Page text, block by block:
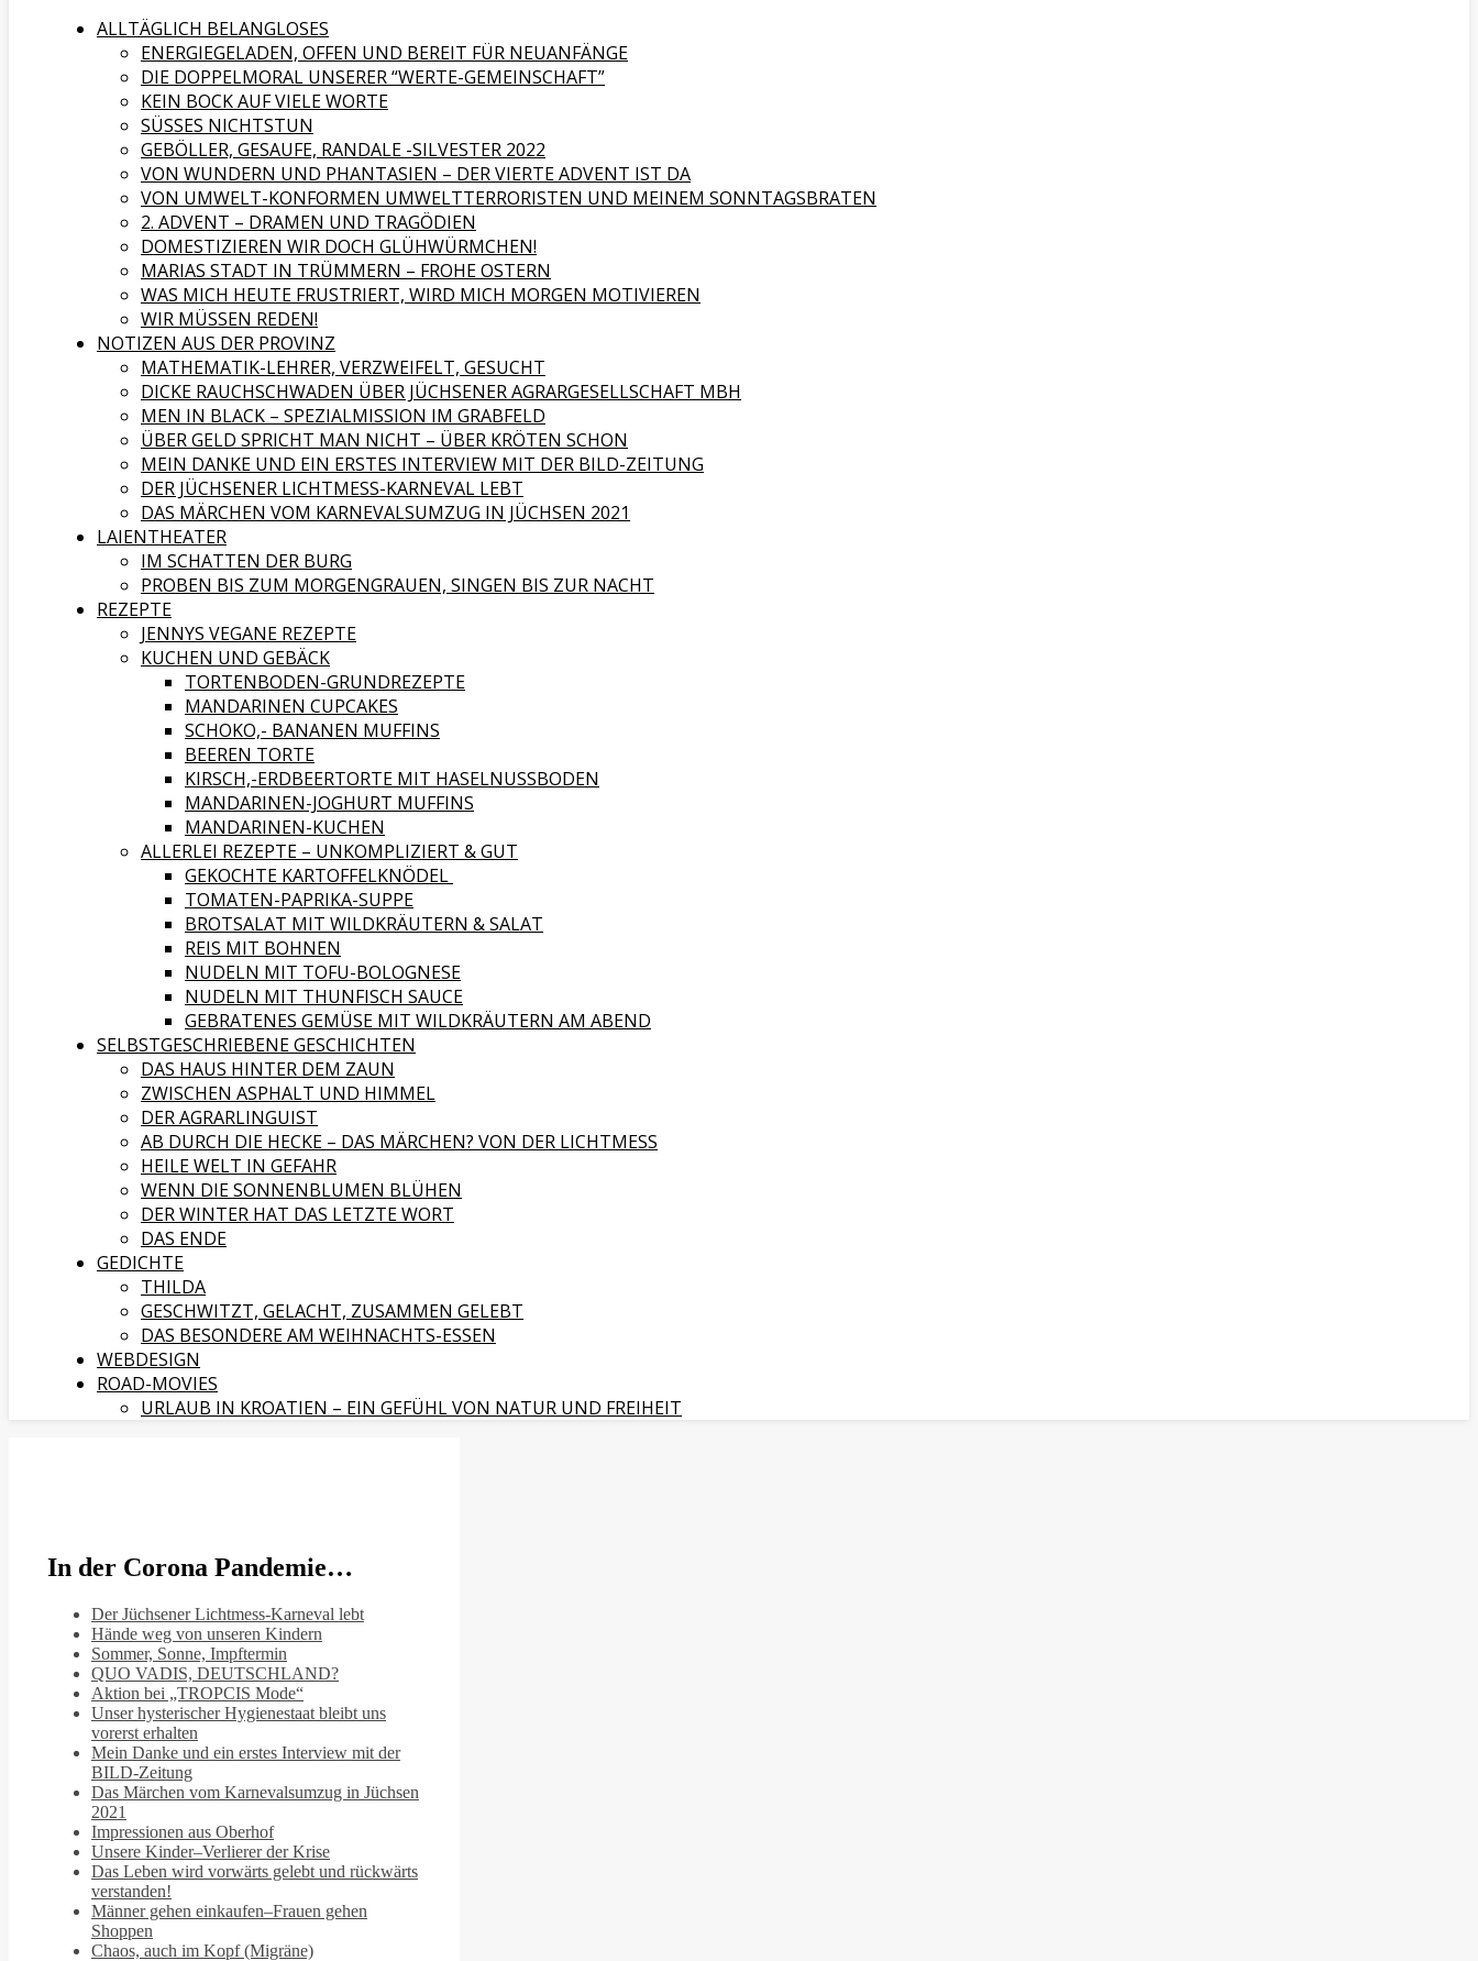
ALLTÄGLICH BELANGLOSES
ENERGIEGELADEN, OFFEN UND BEREIT FÜR NEUANFÄNGE
DIE DOPPELMORAL UNSERER “WERTE-GEMEINSCHAFT”
KEIN BOCK AUF VIELE WORTE
SÜSSES NICHTSTUN
GEBÖLLER, GESAUFE, RANDALE -SILVESTER 2022
VON WUNDERN UND PHANTASIEN – DER VIERTE ADVENT IST DA
VON UMWELT-KONFORMEN UMWELTTERRORISTEN UND MEINEM SONNTAGSBRATEN
2. ADVENT – DRAMEN UND TRAGÖDIEN
DOMESTIZIEREN WIR DOCH GLÜHWÜRMCHEN!
MARIAS STADT IN TRÜMMERN – FROHE OSTERN
WAS MICH HEUTE FRUSTRIERT, WIRD MICH MORGEN MOTIVIEREN
WIR MÜSSEN REDEN!
NOTIZEN AUS DER PROVINZ
MATHEMATIK-LEHRER, VERZWEIFELT, GESUCHT
DICKE RAUCHSCHWADEN ÜBER JÜCHSENER AGRARGESELLSCHAFT MBH
MEN IN BLACK – SPEZIALMISSION IM GRABFELD
ÜBER GELD SPRICHT MAN NICHT – ÜBER KRÖTEN SCHON
MEIN DANKE UND EIN ERSTES INTERVIEW MIT DER BILD-ZEITUNG
DER JÜCHSENER LICHTMESS-KARNEVAL LEBT
DAS MÄRCHEN VOM KARNEVALSUMZUG IN JÜCHSEN 2021
LAIENTHEATER
IM SCHATTEN DER BURG
PROBEN BIS ZUM MORGENGRAUEN, SINGEN BIS ZUR NACHT
REZEPTE
JENNYS VEGANE REZEPTE
KUCHEN UND GEBÄCK
TORTENBODEN-GRUNDREZEPTE
MANDARINEN CUPCAKES
SCHOKO,- BANANEN MUFFINS
BEEREN TORTE
KIRSCH,-ERDBEERTORTE MIT HASELNUSSBODEN
MANDARINEN-JOGHURT MUFFINS
MANDARINEN-KUCHEN
ALLERLEI REZEPTE – UNKOMPLIZIERT & GUT
GEKOCHTE KARTOFFELKNÖDEL
TOMATEN-PAPRIKA-SUPPE
BROTSALAT MIT WILDKRÄUTERN & SALAT
REIS MIT BOHNEN
NUDELN MIT TOFU-BOLOGNESE
NUDELN MIT THUNFISCH SAUCE
GEBRATENES GEMÜSE MIT WILDKRÄUTERN AM ABEND
SELBSTGESCHRIEBENE GESCHICHTEN
DAS HAUS HINTER DEM ZAUN
ZWISCHEN ASPHALT UND HIMMEL
DER AGRARLINGUIST
AB DURCH DIE HECKE – DAS MÄRCHEN? VON DER LICHTMESS
HEILE WELT IN GEFAHR
WENN DIE SONNENBLUMEN BLÜHEN
DER WINTER HAT DAS LETZTE WORT
DAS ENDE
GEDICHTE
THILDA
GESCHWITZT, GELACHT, ZUSAMMEN GELEBT
DAS BESONDERE AM WEIHNACHTS-ESSEN
WEBDESIGN
ROAD-MOVIES
URLAUB IN KROATIEN – EIN GEFÜHL VON NATUR UND FREIHEIT
In der Corona Pandemie…
Der Jüchsener Lichtmess-Karneval lebt
Hände weg von unseren Kindern
Sommer, Sonne, Impftermin
QUO VADIS, DEUTSCHLAND?
Aktion bei „TROPCIS Mode“
Unser hysterischer Hygienestaat bleibt uns
vorerst erhalten
Mein Danke und ein erstes Interview mit der
BILD-Zeitung
Das Märchen vom Karnevalsumzug in Jüchsen
2021
Impressionen aus Oberhof
Unsere Kinder–Verlierer der Krise
Das Leben wird vorwärts gelebt und rückwärts
verstanden!
Männer gehen einkaufen–Frauen gehen
Shoppen
Chaos, auch im Kopf (Migräne)